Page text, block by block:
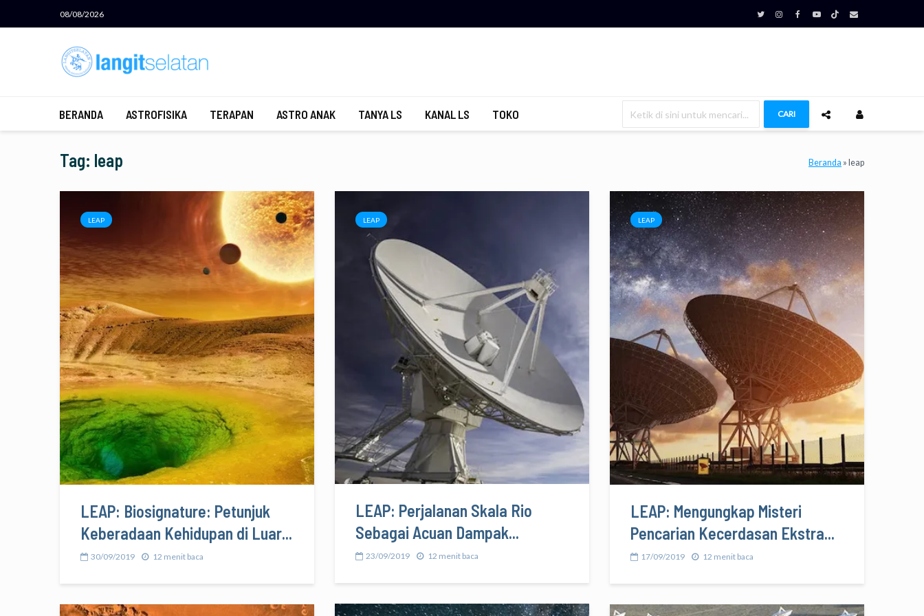
08/08/2026
BERANDA ASTROFISIKA TERAPAN ASTRO ANAK TANYA LS KANAL LS TOKO CARI
Tag: leap Beranda » leap
LEAP
LEAP: Biosignature: Petunjuk
Keberadaan Kehidupan di Luar...
30/09/2019 12 menit baca
LEAP
LEAP: Perjalanan Skala Rio
Sebagai Acuan Dampak...
23/09/2019 12 menit baca
LEAP
LEAP: Mengungkap Misteri
Pencarian Kecerdasan Ekstra...
17/09/2019 12 menit baca